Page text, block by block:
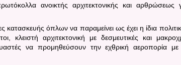
ανοικτής αρχιτεκτονικής και αρθρώσεως
κατασκευής όπλων να παραμείνει ως έχει η ίδια
κλειστή αρχιτεκτονική με δεσμευτικές και
να προμηθεύσουν την εχθρική αεροπορία